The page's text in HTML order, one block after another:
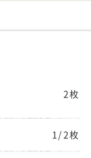
2枚
1/2枚